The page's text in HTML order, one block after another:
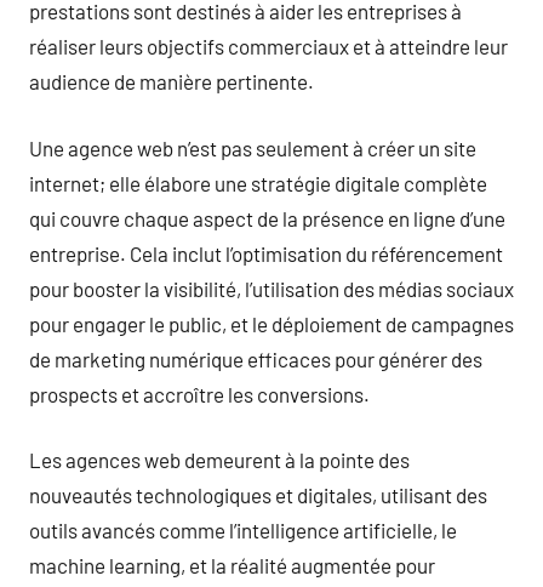
prestations sont destinés à aider les entreprises à
réaliser leurs objectifs commerciaux et à atteindre leur
audience de manière pertinente.
Une agence web n’est pas seulement à créer un site
internet; elle élabore une stratégie digitale complète
qui couvre chaque aspect de la présence en ligne d’une
entreprise. Cela inclut l’optimisation du référencement
pour booster la visibilité, l’utilisation des médias sociaux
pour engager le public, et le déploiement de campagnes
de marketing numérique efficaces pour générer des
prospects et accroître les conversions.
Les agences web demeurent à la pointe des
nouveautés technologiques et digitales, utilisant des
outils avancés comme l’intelligence artificielle, le
machine learning, et la réalité augmentée pour